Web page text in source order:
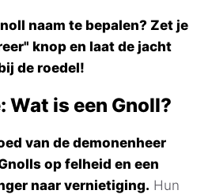
naam te bepalen? Zet je
knop en laat de jacht
de roedel!
Wat is een Gnoll?
van de demonenheer
op felheid en een
naar vernietiging. Hun